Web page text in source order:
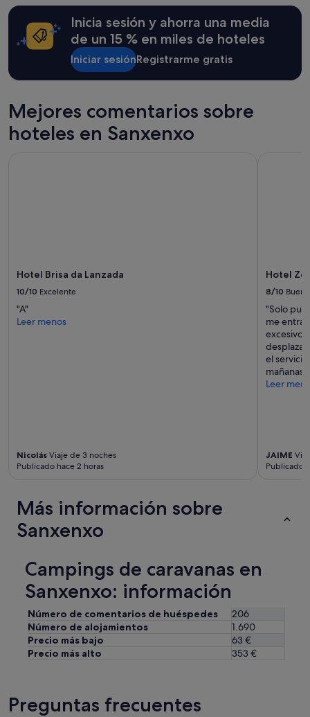
términos
condiciones
adicionales.
Inicia sesión y ahorra una media
de un 15 % en miles de hoteles
Iniciar sesiónRegistrarme gratis
Mejores comentarios sobre
hoteles en Sanxenxo
Hotel Brisa da Lanzada
10/10 Excelente
"A"
Leer menos
Nicolás Viaje de 3 noches
Publicado hace 2 horas
Hotel
8/10 Bueno
"Solo
me
excesivo;
el
mañanas
Leer
JAIME
Publicado
Más información sobre
Sanxenxo
Campings de caravanas en
Sanxenxo: información
Número de comentarios de huéspedes
206
Número de alojamientos
1.690
Precio más bajo
63 €
Precio más alto
353 €
Preguntas frecuentes